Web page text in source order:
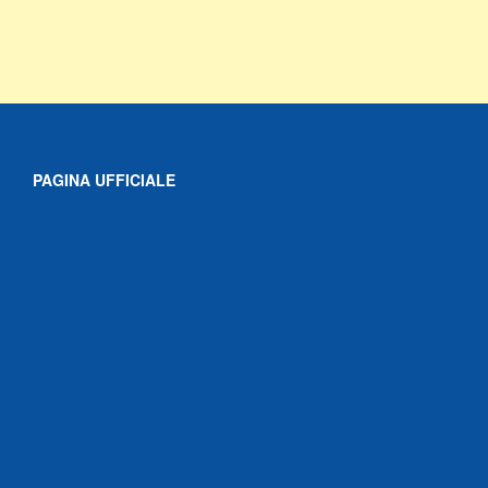
PAGINA UFFICIALE